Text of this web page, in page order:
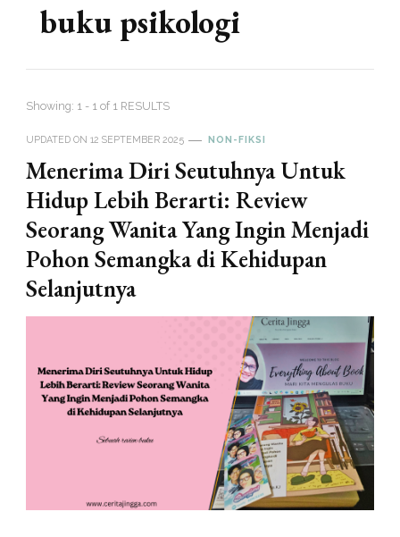
buku psikologi
Showing: 1 - 1 of 1 RESULTS
UPDATED ON 12 SEPTEMBER 2025 NON-FIKSI
Menerima Diri Seutuhnya Untuk
Hidup Lebih Berarti: Review
Seorang Wanita Yang Ingin Menjadi
Pohon Semangka di Kehidupan
Selanjutnya